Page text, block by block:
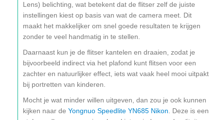
Lens) belichting, wat betekent dat de flitser zelf de juiste
instellingen kiest op basis van wat de camera meet. Dit
maakt het makkelijker om snel goede resultaten te krijgen
zonder te veel handmatig in te stellen.
Daarnaast kun je de flitser kantelen en draaien, zodat je
bijvoorbeeld indirect via het plafond kunt flitsen voor een
zachter en natuurlijker effect, iets wat vaak heel mooi uitpakt
bij portretten van kinderen.
Mocht je wat minder willen uitgeven, dan zou je ook kunnen
kijken naar de Yongnuo Speedlite YN685 Nikon. Deze is een